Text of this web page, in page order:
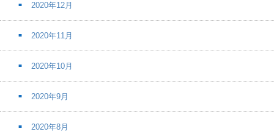
2020年12月
2020年11月
2020年10月
2020年9月
2020年8月